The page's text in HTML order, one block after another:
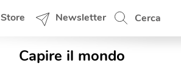
Store Newsletter Cerca
Capire il mondo